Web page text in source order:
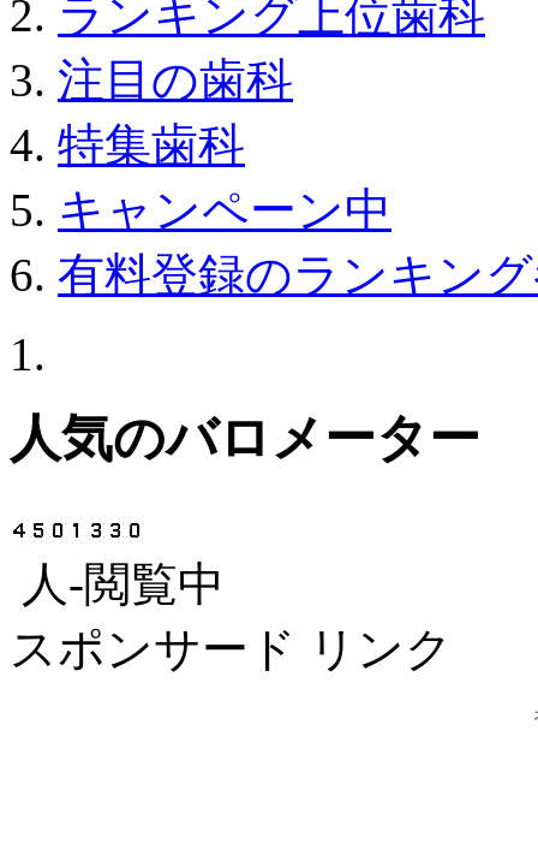
ランキング上位歯科
注目の歯科
特集歯科
キャンペーン中
有料登録のランキン
人気のバロメーター
人-閲覧中
スポンサード リンク